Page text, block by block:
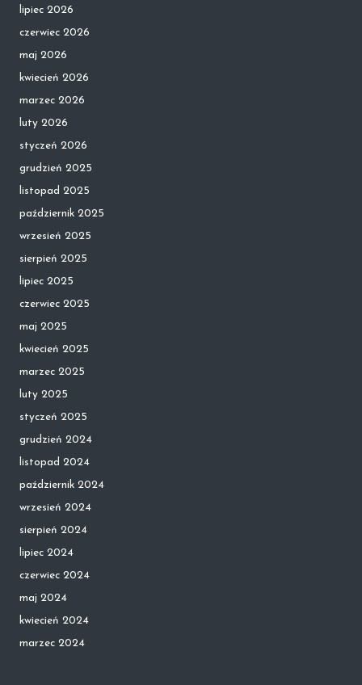
lipiec 2026
czerwiec 2026
maj 2026
kwiecień 2026
marzec 2026
luty 2026
styczeń 2026
grudzień 2025
listopad 2025
październik 2025
wrzesień 2025
sierpień 2025
lipiec 2025
czerwiec 2025
maj 2025
kwiecień 2025
marzec 2025
luty 2025
styczeń 2025
grudzień 2024
listopad 2024
październik 2024
wrzesień 2024
sierpień 2024
lipiec 2024
czerwiec 2024
maj 2024
kwiecień 2024
marzec 2024